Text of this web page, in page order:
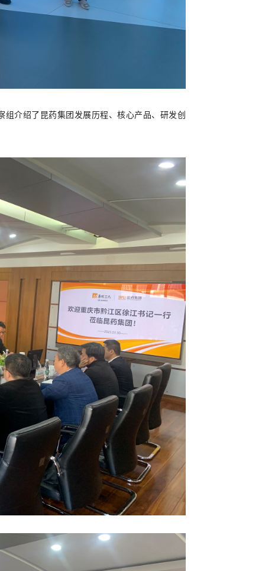
介绍了昆药集团发展历程、核心产品、研发创